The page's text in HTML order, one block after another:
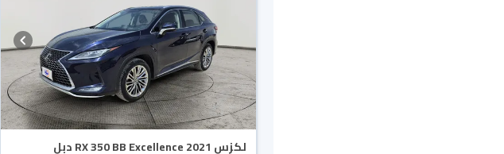
لكزس RX 350 BB Excellence 2021 دبل